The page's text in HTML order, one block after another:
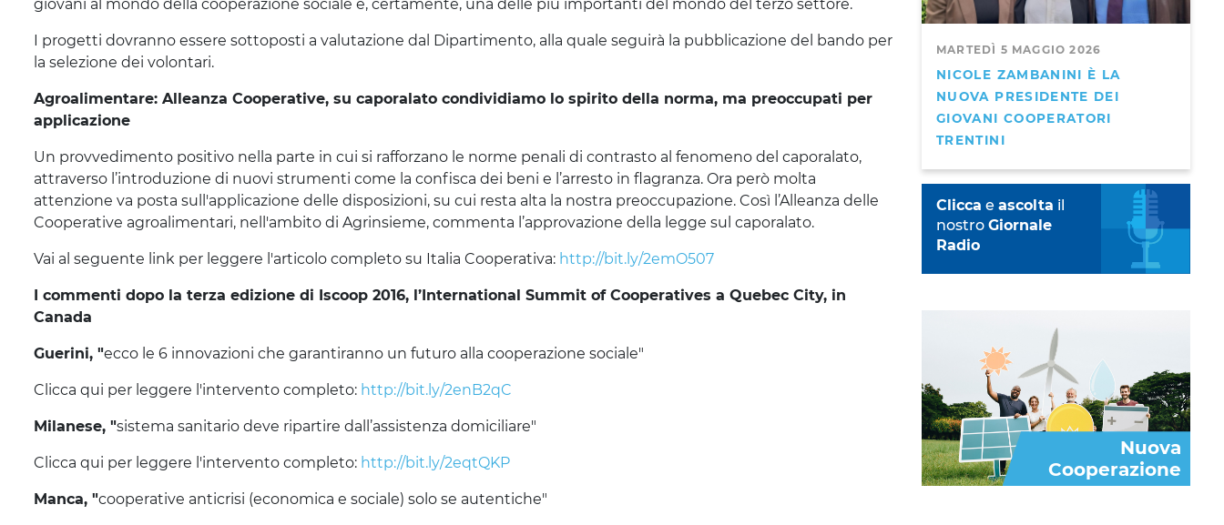
giovani al mondo della cooperazione sociale e, certamente, una delle più importanti del mondo del terzo settore.
I progetti dovranno essere sottoposti a valutazione dal Dipartimento, alla quale seguirà la pubblicazione del bando per
la selezione dei volontari.
Agroalimentare: Alleanza Cooperative, su caporalato condividiamo lo spirito della norma, ma preoccupati per
applicazione
Un provvedimento positivo nella parte in cui si rafforzano le norme penali di contrasto al fenomeno del caporalato,
attraverso l’introduzione di nuovi strumenti come la confisca dei beni e l’arresto in flagranza. Ora però molta
attenzione va posta sull'applicazione delle disposizioni, su cui resta alta la nostra preoccupazione. Così l’Alleanza delle
Cooperative agroalimentari, nell'ambito di Agrinsieme, commenta l’approvazione della legge sul caporalato.
Vai al seguente link per leggere l'articolo completo su Italia Cooperativa: http://bit.ly/2emO507
I commenti dopo la terza edizione di Iscoop 2016, l’International Summit of Cooperatives a Quebec City, in
Canada
Guerini, "ecco le 6 innovazioni che garantiranno un futuro alla cooperazione sociale"
Clicca qui per leggere l'intervento completo: http://bit.ly/2enB2qC
Milanese, "sistema sanitario deve ripartire dall’assistenza domiciliare"
Clicca qui per leggere l'intervento completo: http://bit.ly/2eqtQKP
Manca, "cooperative anticrisi (economica e sociale) solo se autentiche"
MARTEDÌ 5 MAGGIO 2026
NICOLE ZAMBANINI È LA
NUOVA PRESIDENTE DEI
GIOVANI COOPERATORI
TRENTINI
Clicca e ascolta il
nostro Giornale
Radio
Nuova
Cooperazione